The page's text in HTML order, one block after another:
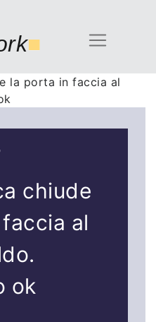
■
la porta in faccia al
chiude
al
ok